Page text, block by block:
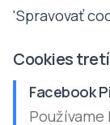
'Spravovať
Cookies
Facebook
Používame